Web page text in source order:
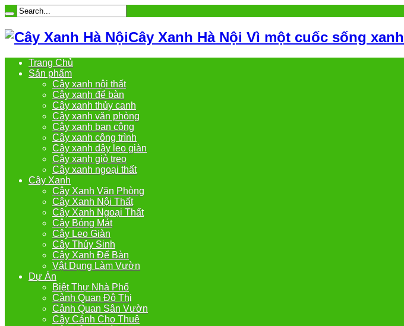
Cây Xanh Hà Nội Vì một cuốc sống xanh
Trang Chủ
Sản phẩm
Cây xanh nội thất
Cây xanh để bàn
Cây xanh thủy canh
Cây xanh văn phòng
Cây xanh ban công
Cây xanh công trình
Cây xanh dây leo giàn
Cây xanh giỏ treo
Cây xanh ngoại thất
Cây Xanh
Cây Xanh Văn Phòng
Cây Xanh Nội Thất
Cây Xanh Ngoại Thất
Cây Bóng Mát
Cây Leo Giàn
Cây Thủy Sinh
Cây Xanh Để Bàn
Vật Dụng Làm Vườn
Dự Án
Biệt Thự Nhà Phố
Cảnh Quan Đô Thị
Cảnh Quan Sân Vườn
Cây Cảnh Cho Thuê